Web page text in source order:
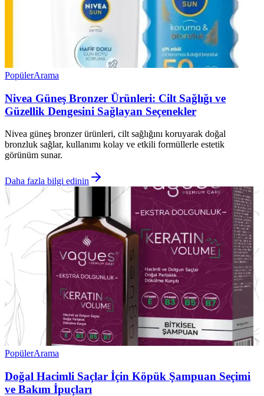
PopülerArama
Nivea Güneş Bronzer Ürünleri: Cilt Sağlığı ve
Güzellik Dengesini Sağlayan Seçenekler
Nivea güneş bronzer ürünleri, cilt sağlığını koruyarak doğal
bronzluk sağlar, kullanımı kolay ve etkili formüllerle estetik
görünüm sunar.
Daha fazla bilgi edinin
PopülerArama
Doğal Hacimli Saçlar İçin Köpük Şampuan Seçimi
ve Bakım İpuçları